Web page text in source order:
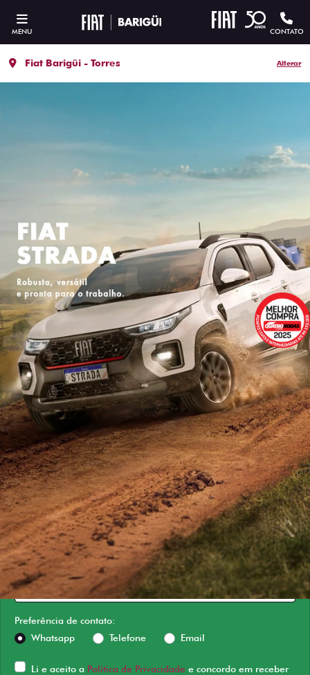
MENU CONTATO
Fiat Barigüi - Torres Alterar
ESTOU INTERESSADO
Versão escolhida
Preferência de contato:
Whatsapp
Telefone Email
Li e aceito a Política de Privacidade e concordo em receber